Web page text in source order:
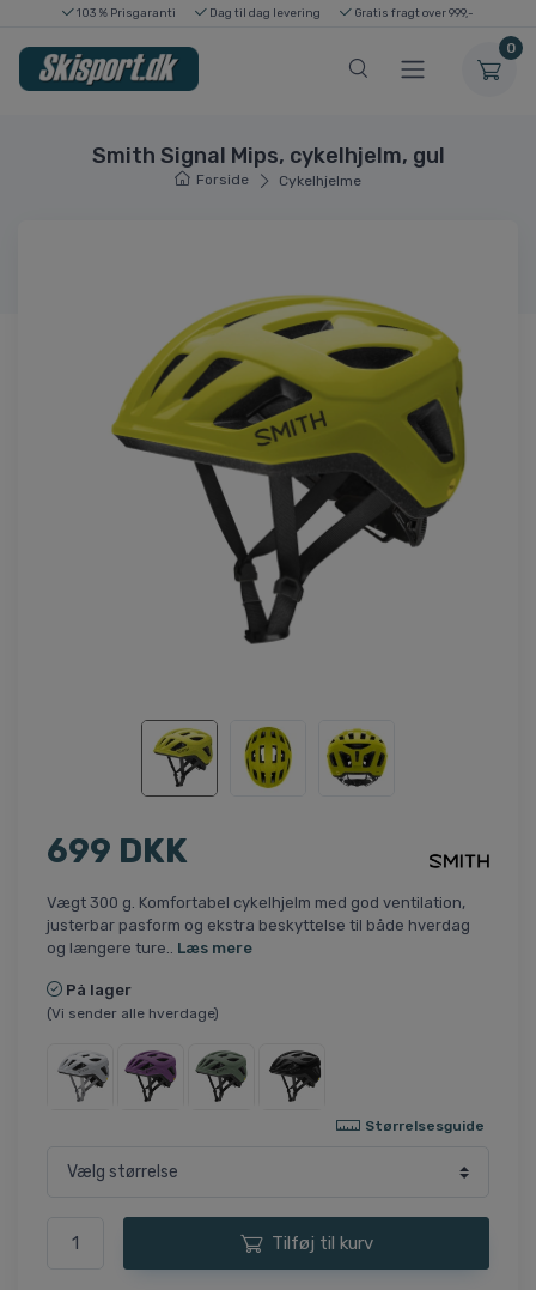
103 % Prisgaranti Dag til dag levering Gratis fragt over 999,-
0
Smith Signal Mips, cykelhjelm, gul
Forside Cykelhjelme
699 DKK
Vægt 300 g. Komfortabel cykelhjelm med god ventilation,
justerbar pasform og ekstra beskyttelse til både hverdag
og længere ture.. Læs mere
På lager
(Vi sender alle hverdage)
Størrelsesguide
Tilføj til kurv